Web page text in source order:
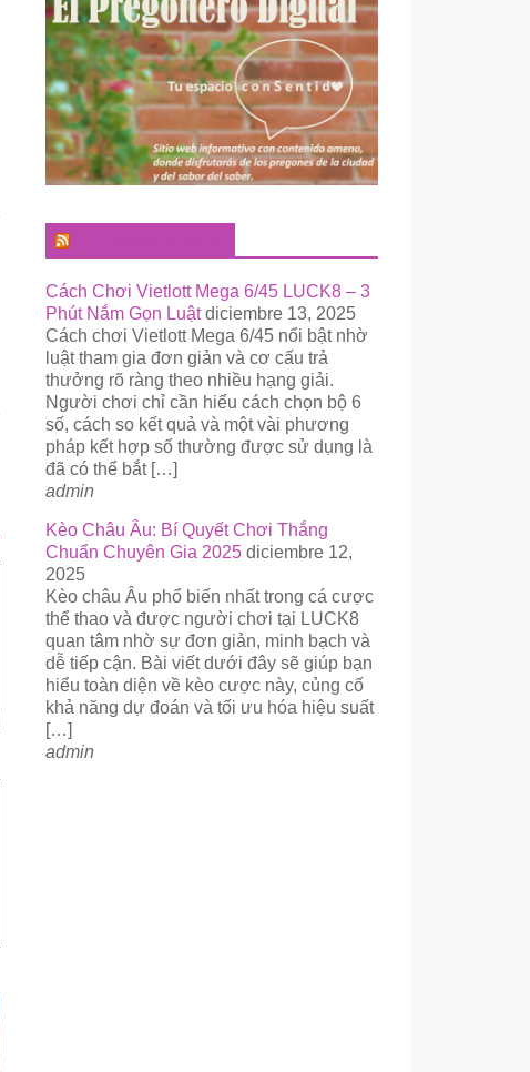
Cách Chơi Vietlott Mega 6/45 LUCK8 – 3
Phút Nắm Gọn Luật diciembre 13, 2025
Cách chơi Vietlott Mega 6/45 nổi bật nhờ
luật tham gia đơn giản và cơ cấu trả
thưởng rõ ràng theo nhiều hạng giải.
Người chơi chỉ cần hiểu cách chọn bộ 6
số, cách so kết quả và một vài phương
pháp kết hợp số thường được sử dụng là
đã có thể bắt […]
admin
Kèo Châu Âu: Bí Quyết Chơi Thắng
Chuẩn Chuyên Gia 2025 diciembre 12,
2025
Kèo châu Âu phổ biến nhất trong cá cược
thể thao và được người chơi tại LUCK8
quan tâm nhờ sự đơn giản, minh bạch và
dễ tiếp cận. Bài viết dưới đây sẽ giúp bạn
hiểu toàn diện về kèo cược này, củng cố
khả năng dự đoán và tối ưu hóa hiệu suất
[…]
admin